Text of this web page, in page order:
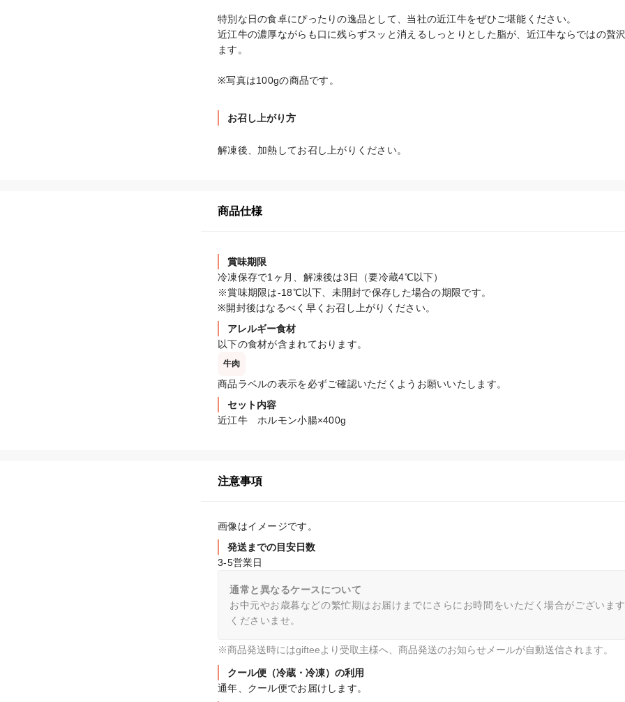
特別な日の食卓にぴったりの逸品として、当社の近江牛をぜひご堪能ください。
近江牛の濃厚ながらも口に残らずスッと消えるしっとりとした脂が、近江牛ならではの贅
ます。
※写真は100gの商品です。
お召し上がり方
解凍後、加熱してお召し上がりください。
商品仕様
賞味期限
冷凍保存で1ヶ月、解凍後は3日（要冷蔵4℃以下）
※賞味期限は-18℃以下、未開封で保存した場合の期限です。
※開封後はなるべく早くお召し上がりください。
アレルギー食材
以下の食材が含まれております。
牛肉
商品ラベルの表示を必ずご確認いただくようお願いいたします。
セット内容
近江牛　ホルモン小腸×400g
注意事項
画像はイメージです。
発送までの目安日数
3-5営業日
通常と異なるケースについて
お中元やお歳暮などの繁忙期はお届けまでにさらにお時間をいただく場合がございま
くださいませ。
※商品発送時にはgifteeより受取主様へ、商品発送のお知らせメールが自動送信されます。
クール便（冷蔵・冷凍）の利用
通年、クール便でお届けします。